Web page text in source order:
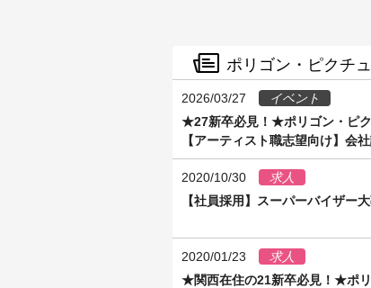
ポリゴン・ピクチ
2026/03/27
イベント
★27新卒必見！★ポリゴン・ピ
【アーティスト職志望向け】会
2020/10/30
求人
【社員採用】スーパーバイザー大
2020/01/23
求人
★関西在住の21新卒必見！★ポ